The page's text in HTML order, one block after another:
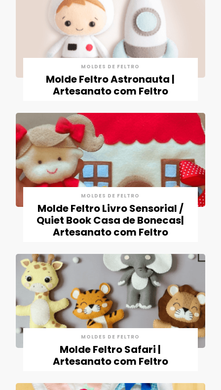
MOLDES DE FELTRO
Molde Feltro Astronauta |
Artesanato com Feltro
MOLDES DE FELTRO
Molde Feltro Livro Sensorial /
Quiet Book Casa de Bonecas|
Artesanato com Feltro
MOLDES DE FELTRO
Molde Feltro Safari |
Artesanato com Feltro